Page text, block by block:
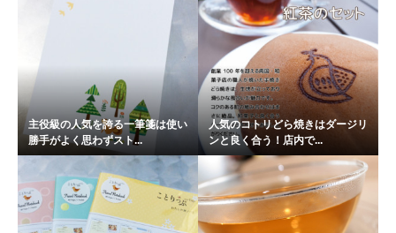
主役級の人気を誇る一筆箋は使い
勝手がよく思わずスト...
人気のコトリどら焼きはダージリ
ンと良く合う！店内で...